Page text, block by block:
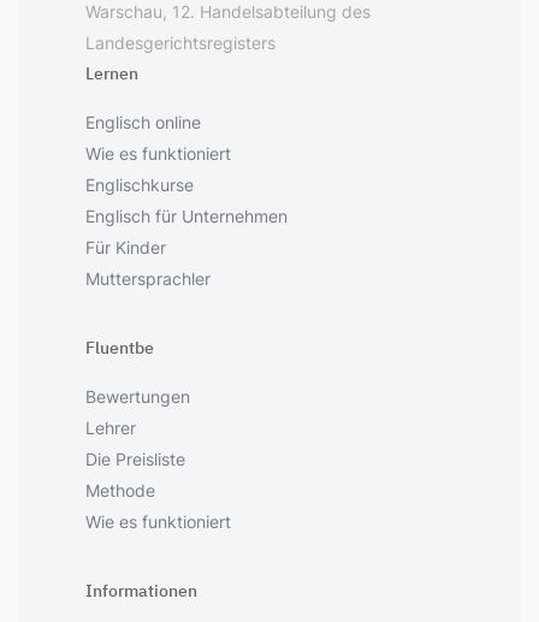
Warschau, 12. Handelsabteilung des
Landesgerichtsregisters
Lernen
Englisch online
Wie es funktioniert
Englischkurse
Englisch für Unternehmen
Für Kinder
Muttersprachler
Fluentbe
Bewertungen
Lehrer
Die Preisliste
Methode
Wie es funktioniert
Informationen